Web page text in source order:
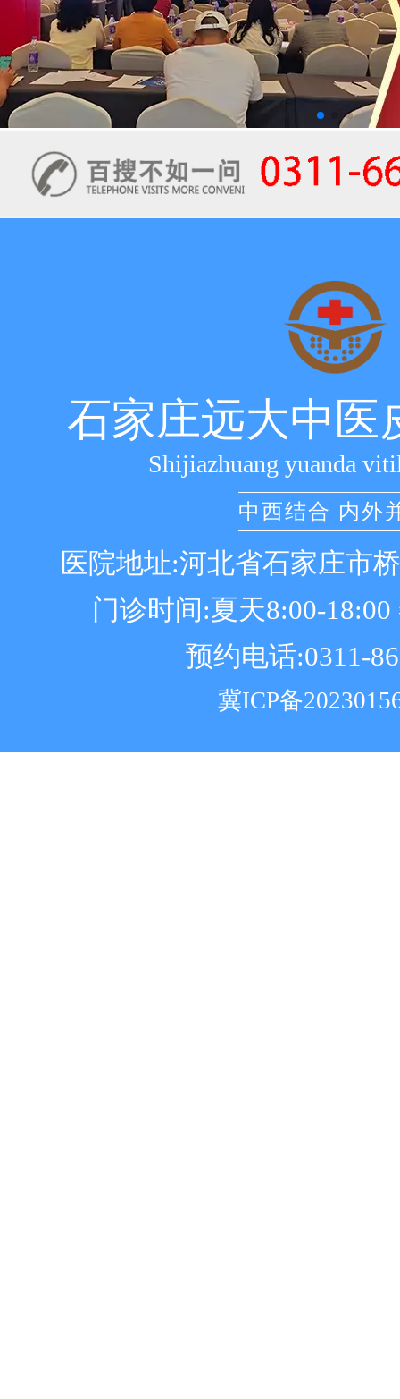
石家庄远大中医
Shijiazhuang yuanda
中西结合 内外
医院地址:河北省石家庄市
门诊时间:夏天8:00-18:00
预约电话:0311-
冀ICP备